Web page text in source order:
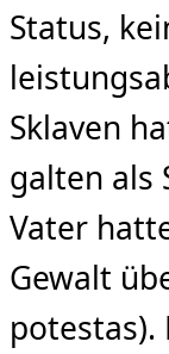
Status,
Sklaven
galten als
Vater
Gewalt
potestas).